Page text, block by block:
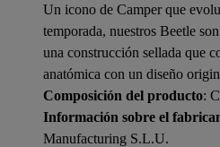
Un icono de Camper que
temporada, nuestros Beetle
una construcción sellada que
anatómica con un diseño
Composición del producto:
Información sobre el
Manufacturing S.L.U.